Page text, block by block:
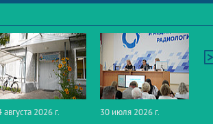
августа 2026 г.
30 июля 2026 г.